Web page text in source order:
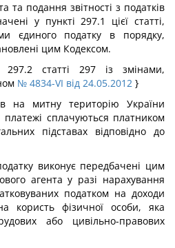
та подання звітності з податків
у пункті 297.1 цієї статті,
єдиного податку в порядку,
цим Кодексом.
статті 297 із змінами,
№ 4834-VI від 24.05.2012 }
на митну територію України
платежі сплачуються платником
підставах відповідно до
виконує передбачені цим
агента у разі нарахування
податком на доходи
користь фізичної особи, яка
або цивільно-правових